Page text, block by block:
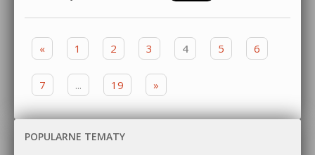
Zobacz wpisy
« 1 2 3 4 5 6
7 ... 19 »
POPULARNE TEMATY